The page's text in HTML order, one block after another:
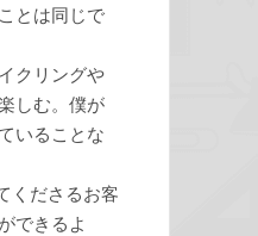
とは同じで
クリングや
しむ。僕が
いることな
くださるお客
できるよ